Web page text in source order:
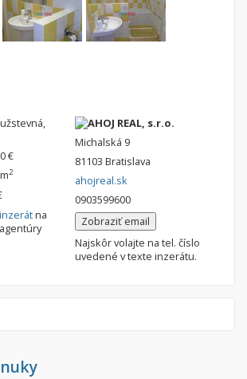
€
2
na
AHOJ REAL, s.r.o.
Michalská 9
81103 Bratislava
ahojreal.sk
0903599600
Zobraziť email
Najskôr volajte na tel. číslo
uvedené v texte inzerátu.